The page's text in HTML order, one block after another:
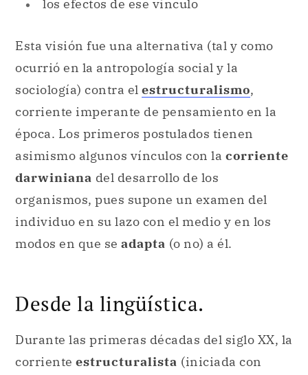
los efectos de ese vínculo
Esta visión fue una alternativa (tal y como
ocurrió en la antropología social y la
sociología) contra el estructuralismo,
corriente imperante de pensamiento en la
época. Los primeros postulados tienen
asimismo algunos vínculos con la corriente
darwiniana del desarrollo de los
organismos, pues supone un examen del
individuo en su lazo con el medio y en los
modos en que se adapta (o no) a él.
Desde la lingüística.
Durante las primeras décadas del siglo XX, la
corriente estructuralista (iniciada con